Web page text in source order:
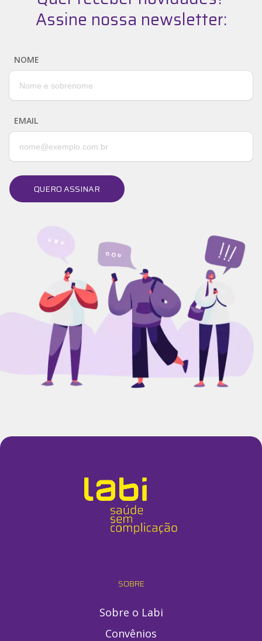
Assine nossa newsletter:
NOME
EMAIL
QUERO ASSINAR
SOBRE
Sobre o Labi
Convênios